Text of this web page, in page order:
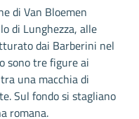
di Van Bloemen
di Lunghezza, alle
dai Barberini nel
sono tre figure ai
una macchia di
Sul fondo si stagliano
romana.